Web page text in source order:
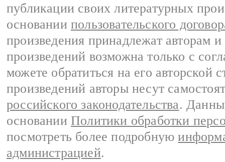
публикации своих литературных
основании пользовательского
произведения принадлежат авторам
произведений возможна только с
можете обратиться на его авторской
произведений авторы несут
российского законодательства.
основании Политики обработки
посмотреть более подробную
администрацией.